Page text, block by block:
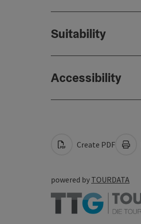
Suitability
Accessibility
Create PDF
powered by TOURDATA